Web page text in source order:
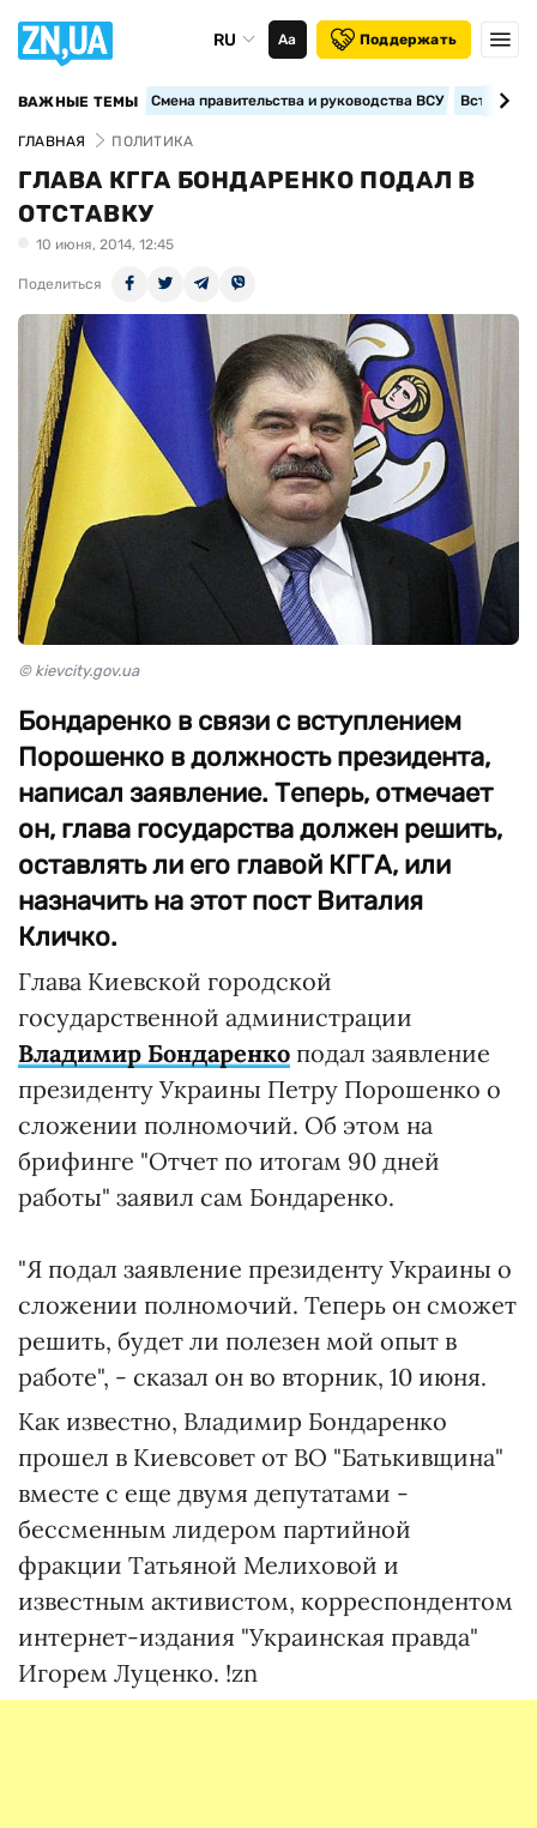
RU Аа Поддержать
ВАЖНЫЕ ТЕМЫ Смена правительства и руководства ВСУ
ГЛАВНАЯ ПОЛИТИКА
ГЛАВА КГГА БОНДАРЕНКО ПОДАЛ В
ОТСТАВКУ
10 июня, 2014, 12:45
Поделиться
© kievcity.gov.ua
Бондаренко в связи с вступлением
Порошенко в должность президента,
написал заявление. Теперь, отмечает
он, глава государства должен решить,
оставлять ли его главой КГГА, или
назначить на этот пост Виталия
Кличко.
Глава Киевской городской
государственной администрации
Владимир Бондаренко подал заявление
президенту Украины Петру Порошенко о
сложении полномочий. Об этом на
брифинге "Отчет по итогам 90 дней
работы" заявил сам Бондаренко.
"Я подал заявление президенту Украины о
сложении полномочий. Теперь он сможет
решить, будет ли полезен мой опыт в
работе", - сказал он во вторник, 10 июня.
Как известно, Владимир Бондаренко
прошел в Киевсовет от ВО "Батькивщина"
вместе с еще двумя депутатами -
бессменным лидером партийной
фракции Татьяной Мелиховой и
известным активистом, корреспондентом
интернет-издания "Украинская правда"
Игорем Луценко. !zn